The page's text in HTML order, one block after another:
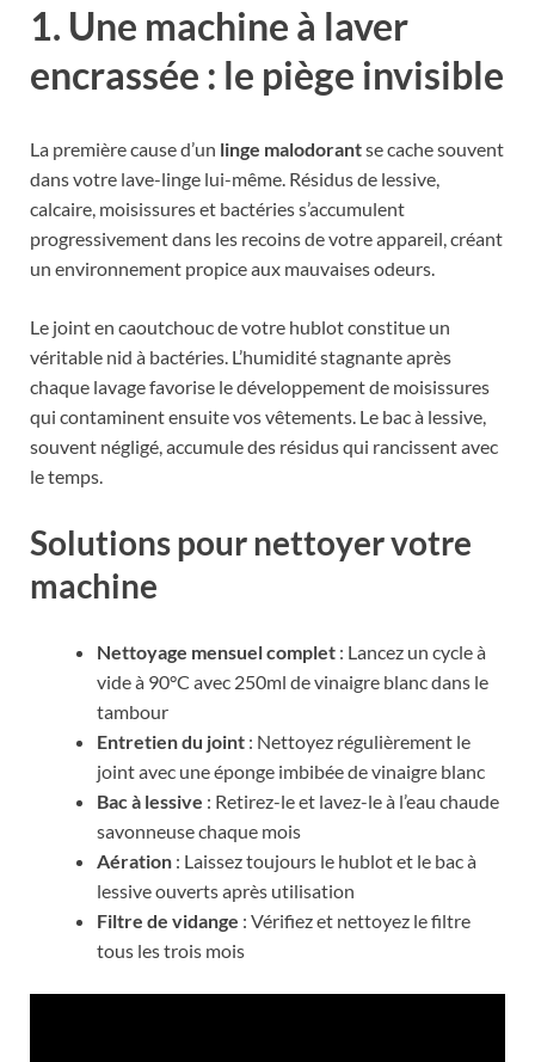
1. Une machine à laver
encrassée : le piège invisible
La première cause d’un linge malodorantse cache souvent
dans votre lave-linge lui-même. Résidus de lessive,
calcaire, moisissures et bactéries s’accumulent
progressivement dans les recoins de votre appareil, créant
un environnement propice aux mauvaises odeurs.
Le joint en caoutchouc de votre hublot constitue un
véritable nid à bactéries. L’humidité stagnante après
chaque lavage favorise le développement de moisissures
qui contaminent ensuite vos vêtements. Le bac à lessive,
souvent négligé, accumule des résidus qui rancissent avec
le temps.
Solutions pour nettoyer votre
machine
Nettoyage mensuel complet : Lancez un cycle à
vide à 90°C avec 250ml de vinaigre blanc dans le
tambour
Entretien du joint : Nettoyez régulièrement le
joint avec une éponge imbibée de vinaigre blanc
Bac à lessive : Retirez-le et lavez-le à l’eau chaude
savonneuse chaque mois
Aération : Laissez toujours le hublot et le bac à
lessive ouverts après utilisation
Filtre de vidange : Vérifiez et nettoyez le filtre
tous les trois mois